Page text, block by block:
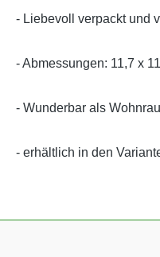
- Liebevoll verpackt und
- Abmessungen: 11,7 x
- Wunderbar als
- erhältlich in den